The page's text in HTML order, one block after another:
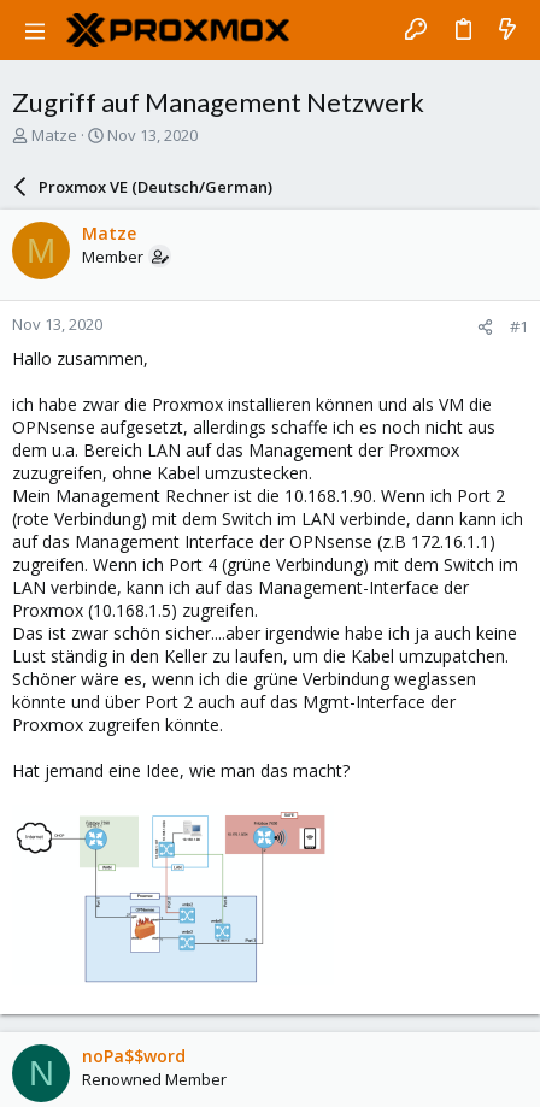
Zugriff auf Management Netzwerk
T
a
d
s
t
a
r
t
e
Matze
S
a
d
a
e
Nov 13, 2020
Proxmox VE (Deutsch/German)
M Matze
Member
Nov 13, 2020 #1
Hallo zusammen,
ich habe zwar die Proxmox installieren können und als VM die
OPNsense aufgesetzt, allerdings schaffe ich es noch nicht aus
dem u.a. Bereich LAN auf das Management der Proxmox
zuzugreifen, ohne Kabel umzustecken.
Mein Management Rechner ist die 10.168.1.90. Wenn ich Port 2
(rote Verbindung) mit dem Switch im LAN verbinde, dann kann ich
auf das Management Interface der OPNsense (z.B 172.16.1.1)
zugreifen. Wenn ich Port 4 (grüne Verbindung) mit dem Switch im
LAN verbinde, kann ich auf das Management-Interface der
Proxmox (10.168.1.5) zugreifen.
Das ist zwar schön sicher....aber irgendwie habe ich ja auch keine
Lust ständig in den Keller zu laufen, um die Kabel umzupatchen.
Schöner wäre es, wenn ich die grüne Verbindung weglassen
könnte und über Port 2 auch auf das Mgmt-Interface der
Proxmox zugreifen könnte.
Hat jemand eine Idee, wie man das macht?
N noPa$$word
Renowned Member